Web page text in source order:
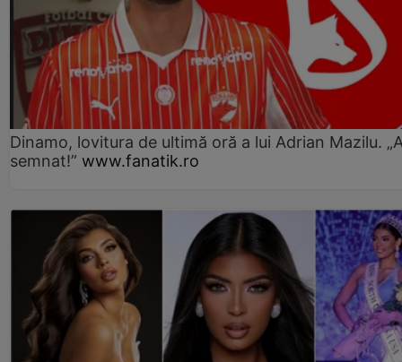
Dinamo, lovitura de ultimă oră a lui Adrian Mazilu.
semnat!” www.fanatik.ro